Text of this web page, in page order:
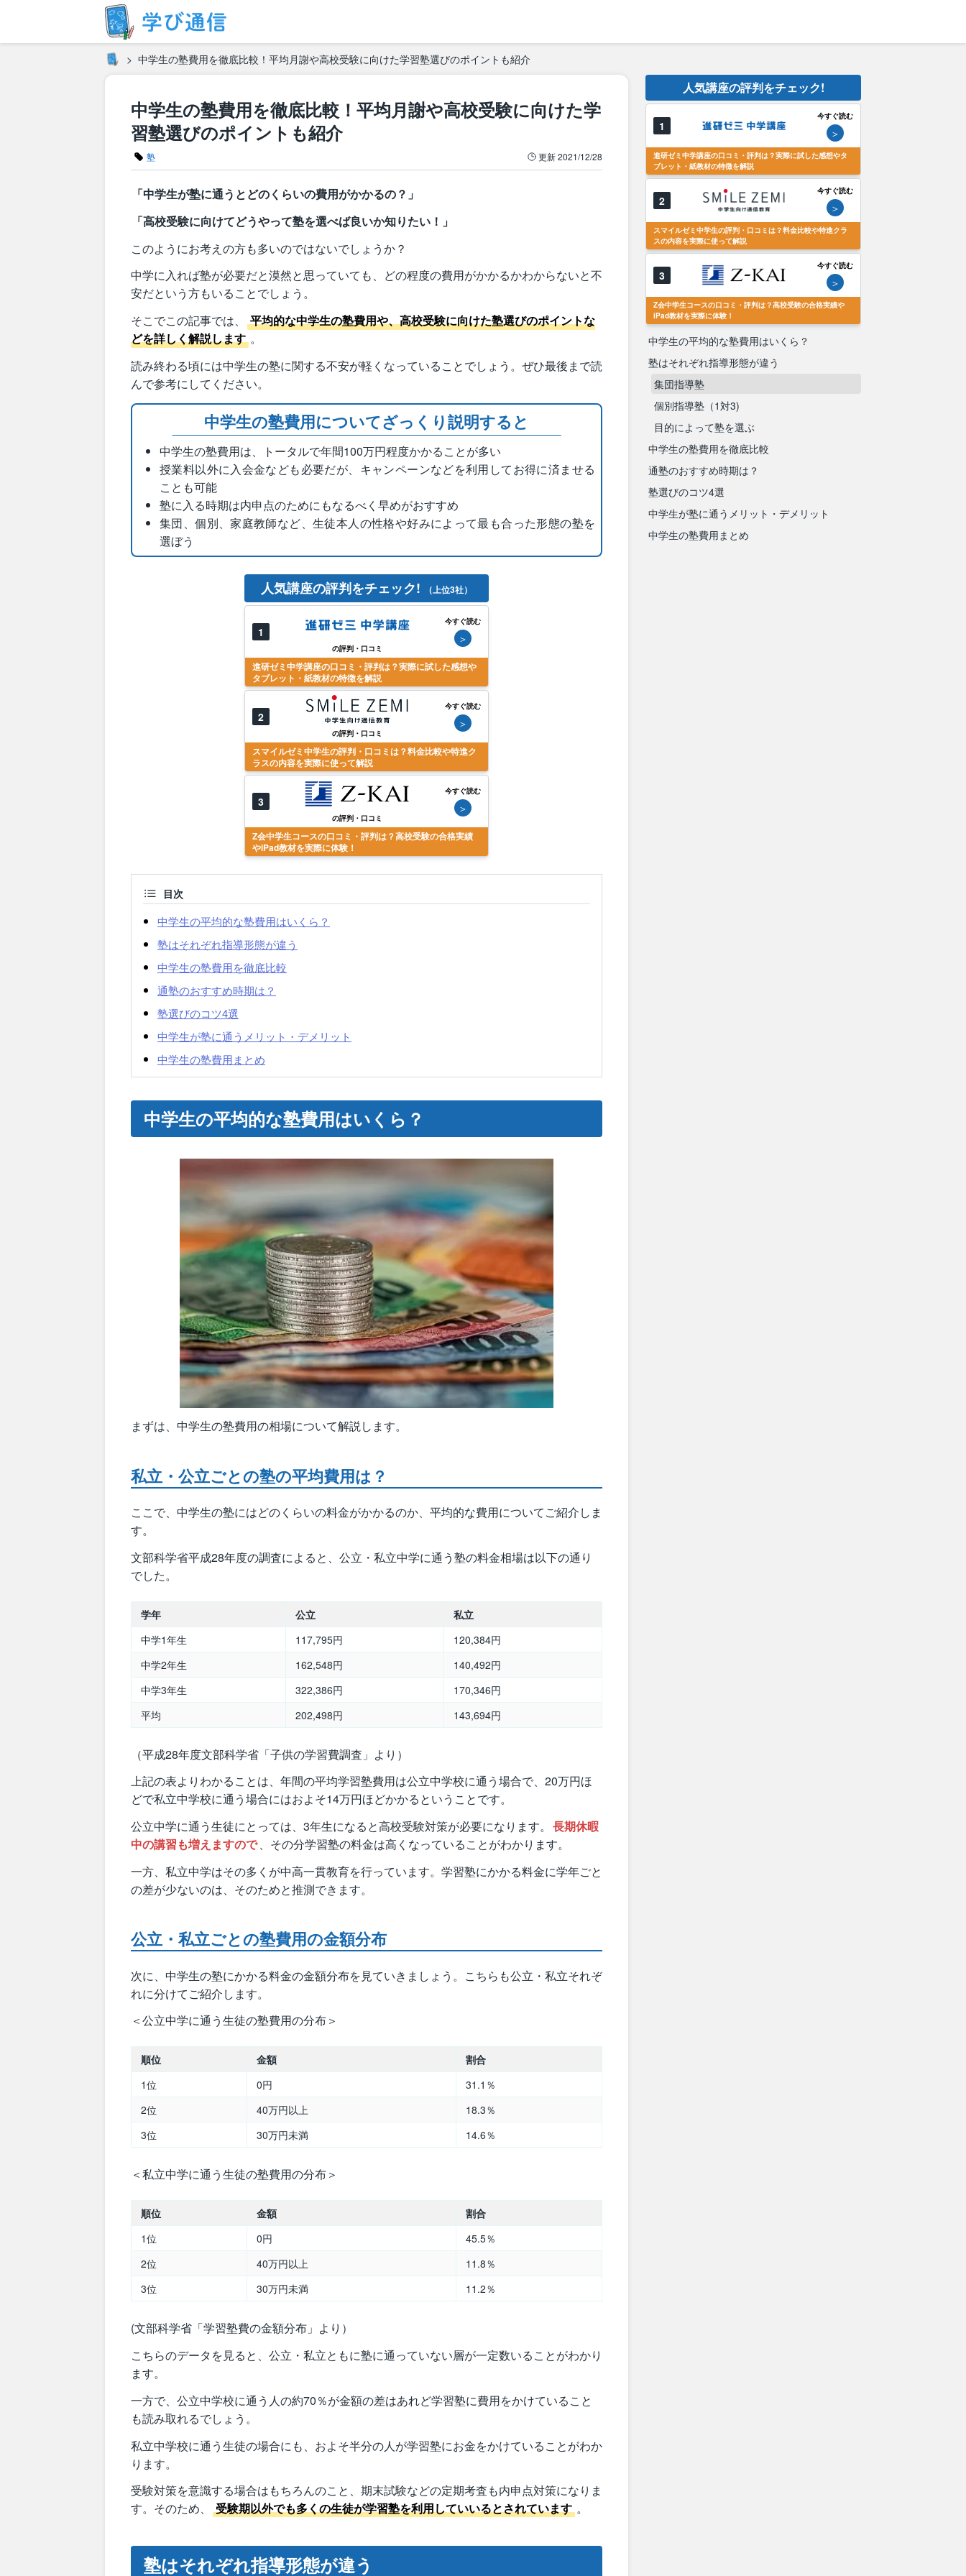
中学生の塾費用を徹底比較！平均月謝や高校受験に向けた学習塾選びのポイントも紹介
中学生の塾費用を徹底比較！平均月謝や高校受験に向けた学
習塾選びのポイントも紹介
塾 更新2021/12/28
「中学生が塾に通うとどのくらいの費用がかかるの？」
「高校受験に向けてどうやって塾を選べば良いか知りたい！」
このようにお考えの方も多いのではないでしょうか？
中学に入れば塾が必要だと漠然と思っていても、どの程度の費用がかかるかわからないと不
安だという方もいることでしょう。
そこでこの記事では、
平均的な中学生の塾費用や、高校受験に向けた塾選びのポイントな
どを詳しく解説します 。
読み終わる頃には中学生の塾に関する不安が軽くなっていることでしょう。ぜひ最後まで読
んで参考にしてください。
中学生の塾費用についてざっくり説明すると
中学生の塾費用は、トータルで年間100万円程度かかることが多い
授業料以外に入会金なども必要だが、キャンペーンなどを利用してお得に済ませる
ことも可能
塾に入る時期は内申点のためにもなるべく早めがおすすめ
集団、個別、家庭教師など、生徒本人の性格や好みによって最も合った形態の塾を
選ぼう
人気講座の評判をチェック! （上位3社）
1
の評判・口コミ
今すぐ読む
＞
進研ゼミ中学講座の口コミ・評判は？実際に試した感想や
タブレット・紙教材の特徴を解説
2
の評判・口コミ
今すぐ読む
＞
スマイルゼミ中学生の評判・口コミは？料金比較や特進ク
ラスの内容を実際に使って解説
3
の評判・口コミ
今すぐ読む
＞
Z会中学生コースの口コミ・評判は？高校受験の合格実績
やiPad教材を実際に体験！
目次
中学生の平均的な塾費用はいくら？
塾はそれぞれ指導形態が違う
中学生の塾費用を徹底比較
通塾のおすすめ時期は？
塾選びのコツ4選
中学生が塾に通うメリット・デメリット
中学生の塾費用まとめ
中学生の平均的な塾費用はいくら？
まずは、中学生の塾費用の相場について解説します。
私立・公立ごとの塾の平均費用は？
ここで、中学生の塾にはどのくらいの料金がかかるのか、平均的な費用についてご紹介しま
す。
文部科学省平成28年度の調査によると、公立・私立中学に通う塾の料金相場は以下の通り
でした。
学年 公立
私立
中学1年生
117,795円
120,384円
中学2年生
162,548円
140,492円
中学3年生
322,386円
170,346円
平均
202,498円 143,694円
（平成28年度文部科学省「子供の学習費調査」より）
上記の表よりわかることは、年間の平均学習塾費用は公立中学校に通う場合で、20万円ほ
どで私立中学校に通う場合にはおよそ14万円ほどかかるということです。
公立中学に通う生徒にとっては、3年生になると高校受験対策が必要になります。 長期休暇
中の講習も増えますので、その分学習塾の料金は高くなっていることがわかります。
一方、私立中学はその多くが中高一貫教育を行っています。学習塾にかかる料金に学年ごと
の差が少ないのは、そのためと推測できます。
公立・私立ごとの塾費用の金額分布
次に、中学生の塾にかかる料金の金額分布を見ていきましょう。こちらも公立・私立それぞ
れに分けてご紹介します。
＜公立中学に通う生徒の塾費用の分布＞
順位 金額
割合
1位
0円
31.1％
2位
40万円以上
18.3％
3位
30万円未満 14.6％
＜私立中学に通う生徒の塾費用の分布＞
順位 金額
割合
1位
0円
45.5％
2位
40万円以上
11.8％
3位
30万円未満 11.2％
(文部科学省「学習塾費の金額分布」より）
こちらのデータを見ると、公立・私立ともに塾に通っていない層が一定数いることがわかり
ます。
一方で、公立中学校に通う人の約70％が金額の差はあれど学習塾に費用をかけていること
も読み取れるでしょう。
私立中学校に通う生徒の場合にも、およそ半分の人が学習塾にお金をかけていることがわか
ります。
受験対策を意識する場合はもちろんのこと、期末試験などの定期考査も内申点対策になりま
す。そのため、
受験期以外でも多くの生徒が学習塾を利用していいるとされています 。
塾はそれぞれ指導形態が違う
人気講座の評判をチェック!
1
今すぐ読む
＞
進研ゼミ中学講座の口コミ・評判は？実際に試した感想やタ
ブレット・紙教材の特徴を解説
2
今すぐ読む
＞
スマイルゼミ中学生の評判・口コミは？料金比較や特進クラ
スの内容を実際に使って解説
3
今すぐ読む
＞
Z会中学生コースの口コミ・評判は？高校受験の合格実績や
iPad教材を実際に体験！
中学生の平均的な塾費用はいくら？
塾はそれぞれ指導形態が違う
集団指導塾
個別指導塾（1対3)
目的によって塾を選ぶ
中学生の塾費用を徹底比較
通塾のおすすめ時期は？
塾選びのコツ4選
中学生が塾に通うメリット・デメリット
中学生の塾費用まとめ